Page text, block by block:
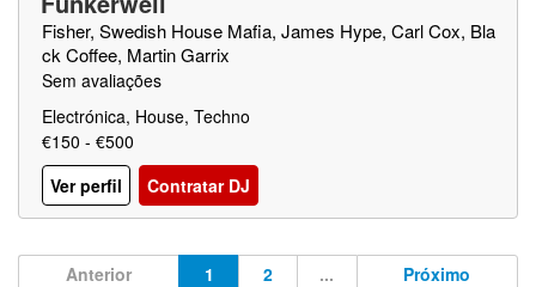
Fisher, Swedish House Mafia, James Hype, Carl Cox, Bla
ck Coffee, Martin Garrix
Sem avaliações
Electrónica, House, Techno
€150 - €500
Ver perfil
Contratar DJ
Anterior 1 2 ... Próximo